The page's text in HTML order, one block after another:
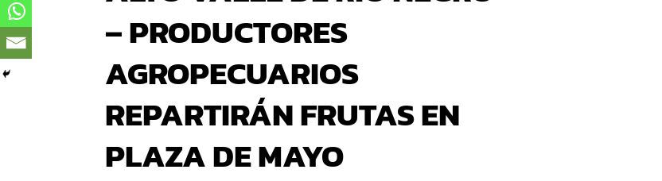
– PRODUCTORES
AGROPECUARIOS
REPARTIRÁN FRUTAS EN
PLAZA DE MAYO